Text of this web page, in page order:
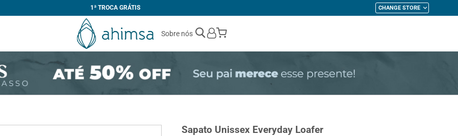
1ª TROCA GRÁTIS CHANGE STORE
Sobre nós
My Cart
Sapato Unissex Everyday Loafer